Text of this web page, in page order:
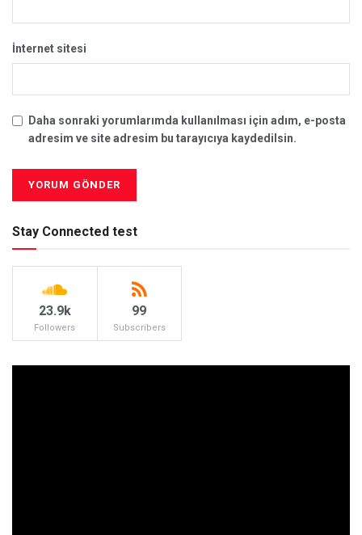
İnternet sitesi
Daha sonraki yorumlarımda kullanılması için adım, e-posta
adresim ve site adresim bu tarayıcıya kaydedilsin.
Stay Connected test
23.9k
Followers
99
Subscribers